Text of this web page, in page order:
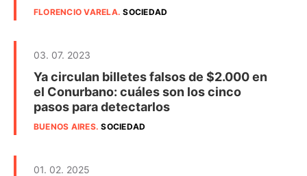
FLORENCIO VARELA.SOCIEDAD
03. 07. 2023
Ya circulan billetes falsos de $2.000 en
el Conurbano: cuáles son los cinco
pasos para detectarlos
BUENOS AIRES.SOCIEDAD
01. 02. 2025